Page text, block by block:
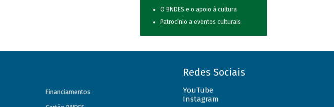
O BNDES e o apoio à cultura
Patrocínio a eventos culturais
Financiamentos
Redes Sociais
YouTube
Instagram